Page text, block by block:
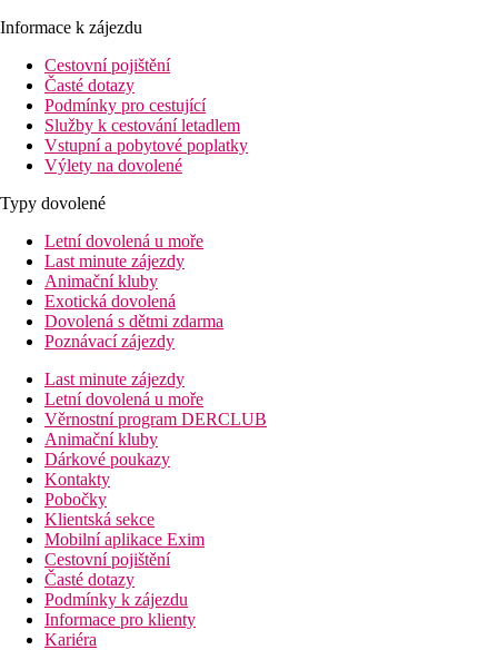
Informace k zájezdu
Cestovní pojištění
Časté dotazy
Podmínky pro cestující
Služby k cestování letadlem
Vstupní a pobytové poplatky
Výlety na dovolené
Typy dovolené
Letní dovolená u moře
Last minute zájezdy
Animační kluby
Exotická dovolená
Dovolená s dětmi zdarma
Poznávací zájezdy
Last minute zájezdy
Letní dovolená u moře
Věrnostní program DERCLUB
Animační kluby
Dárkové poukazy
Kontakty
Pobočky
Klientská sekce
Mobilní aplikace Exim
Cestovní pojištění
Časté dotazy
Podmínky k zájezdu
Informace pro klienty
Kariéra